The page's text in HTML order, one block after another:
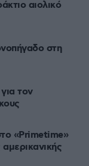
αιολικό
στη
τον
«Primetime»